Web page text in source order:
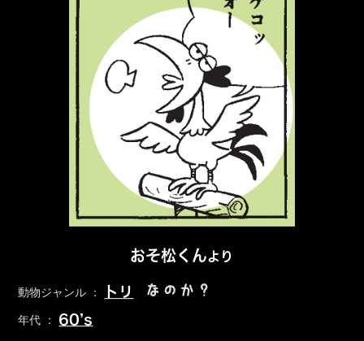
おそ松くんより
動物ジャンル ： トリ なのか？
年代 ： 60’s